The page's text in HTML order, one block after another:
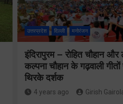
उत्तरप्रदेश दिल्ली मनोरंजन
इंदिरापुरम – रोहित चौहान और
कल्पना चौहान के गढ़वाली
थिरके दर्शक
4 years ago Girish
श्रद्धा,
सुगमता के
उत्कृष्ट
से
कांवड़